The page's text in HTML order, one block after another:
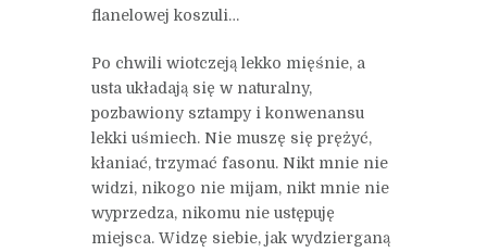
flanelowej koszuli…
Po chwili wiotczeją lekko mięśnie, a
usta układają się w naturalny,
pozbawiony sztampy i konwenansu
lekki uśmiech. Nie muszę się prężyć,
kłaniać, trzymać fasonu. Nikt mnie nie
widzi, nikogo nie mijam, nikt mnie nie
wyprzedza, nikomu nie ustępuję
miejsca. Widzę siebie, jak wydzierganą